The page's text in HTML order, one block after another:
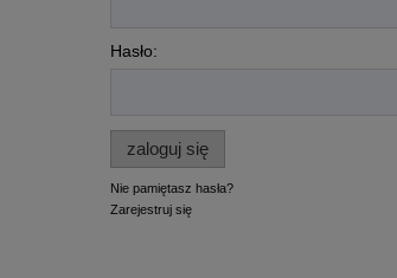
Hasło:
zaloguj się
Nie pamiętasz hasła?
Zarejestruj się